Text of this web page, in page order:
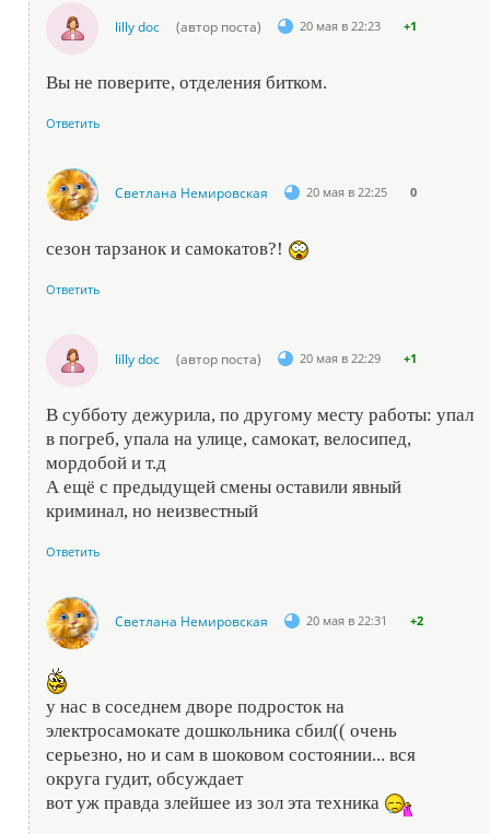
lilly doc (автор поста) 20 мая в 22:23 +1
Вы не поверите, отделения битком.
Ответить
Светлана Немировская 20 мая в 22:25 0
сезон тарзанок и самокатов?!
Ответить
lilly doc (автор поста) 20 мая в 22:29 +1
В субботу дежурила, по другому месту работы: упал
в погреб, упала на улице, самокат, велосипед,
мордобой и т.д
А ещё с предыдущей смены оставили явный
криминал, но неизвестный
Ответить
Светлана Немировская 20 мая в 22:31 +2
у нас в соседнем дворе подросток на
электросамокате дошкольника сбил(( очень
серьезно, но и сам в шоковом состоянии... вся
округа гудит, обсуждает
вот уж правда злейшее из зол эта техника